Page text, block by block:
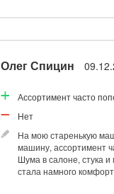
Олег Спицин
Ассортимент часто
Нет
На мою старенькую
машину, ассортимент
Шума в салоне, стука
стала намного